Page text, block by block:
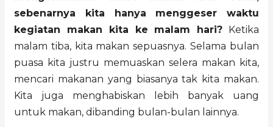
sebenarnya kita hanya menggeser waktu
kegiatan makan kita ke malam hari? Ketika
malam tiba, kita makan sepuasnya. Selama bulan
puasa kita justru memuaskan selera makan kita,
mencari makanan yang biasanya tak kita makan.
Kita juga menghabiskan lebih banyak uang
untuk makan, dibanding bulan-bulan lainnya.